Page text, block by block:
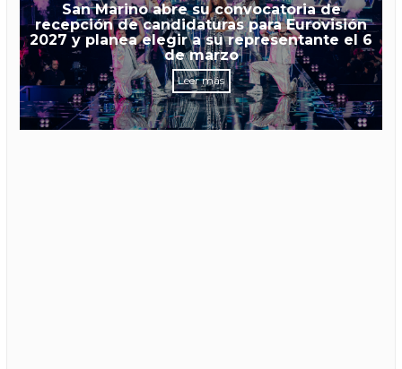
San Marino abre su convocatoria de
recepción de candidaturas para Eurovisión
2027 y planea elegir a su representante el 6
de marzo
Leer más